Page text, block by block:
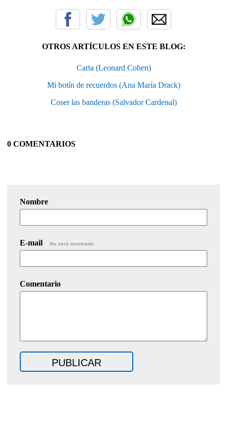
OTROS ARTÍCULOS EN ESTE BLOG:
Carta (Leonard Cohen)
Mi botín de recuerdos (Ana María Drack)
Coser las banderas (Salvador Cardenal)
0 COMENTARIOS
Nombre
E-mail No será mostrado.
Comentario